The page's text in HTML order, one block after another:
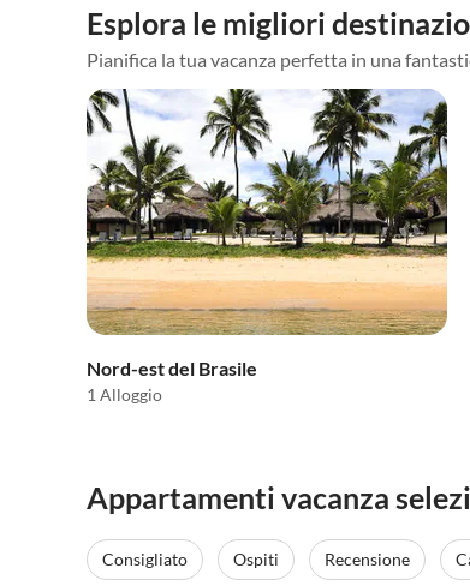
Esplora le migliori
Pianifica la tua vacanza perfetta in una
Nord-est del Brasile
1 Alloggio
Appartamenti vacanza
Consigliato Ospiti Recensione